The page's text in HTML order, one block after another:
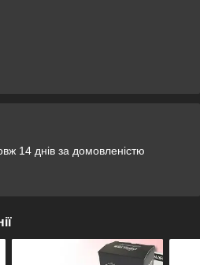
14 днів за домовленістю